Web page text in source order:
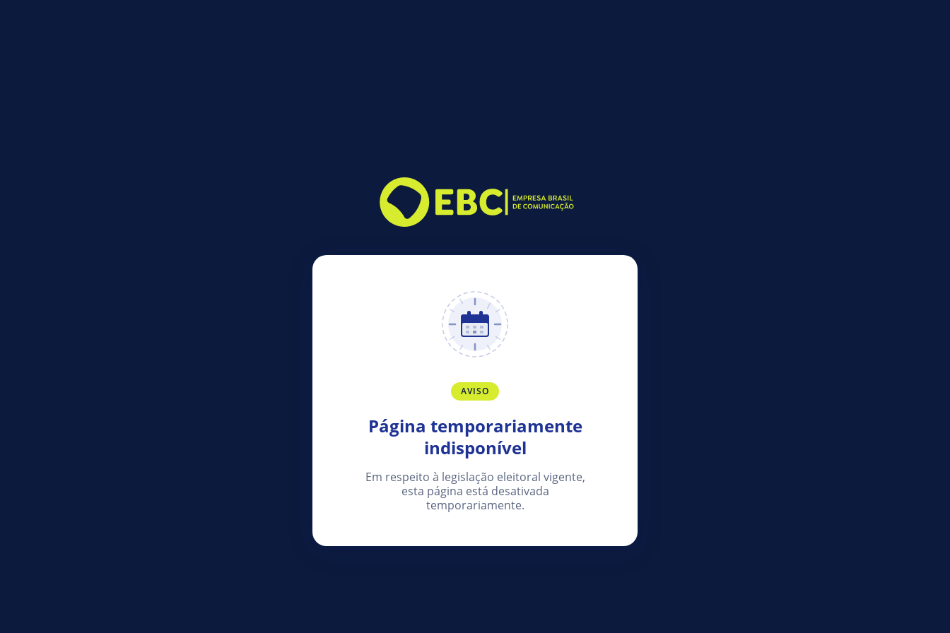
AVISO
Página temporariamente
indisponível
Em respeito à legislação eleitoral vigente,
esta página está desativada
temporariamente.